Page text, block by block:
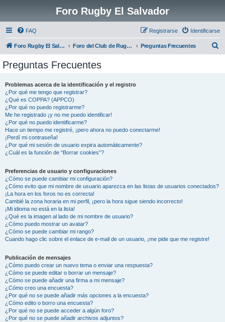
Foro Rugby El Salvador
FAQ Identificarse
Registrarse
Foro Rugby El Salvador Foro del Club de Rugby El Salvador Preguntas Frecuentes
Preguntas Frecuentes
Problemas acerca de la identificación y el registro
¿Por qué me tengo que registrar?
¿Qué es COPPA? (APPCO)
¿Por qué no puedo registrarme?
Me he registrado ¡y no me puedo identificar!
¿Por qué no puedo identificarme?
Hace un tiempo me registré, ¡pero ahora no puedo conectarme!
¡Perdí mi contraseña!
¿Por qué mi sesión de usuario expira automáticamente?
¿Cuál es la función de “Borrar cookies”?
Preferencias de usuario y configuraciones
¿Cómo se puede cambiar mi configuración?
¿Cómo evito que mi nombre de usuario aparezca en las listas de usuarios conectados?
¡La hora en los foros no es correcta!
Cambié la zona horaria en mi perfil, ¡pero la hora sigue siendo incorrecto!
¡Mi idioma no está en la lista!
¿Qué es la imagen al lado de mi nombre de usuario?
¿Cómo puedo mostrar un avatar?
¿Cómo se puede cambiar mi rango?
Cuando hago clic sobre el enlace de e-mail de un usuario, ¡me pide que me registre!
Publicación de mensajes
¿Cómo puedo crear un nuevo tema o enviar una respuesta?
¿Cómo se puede editar o borrar un mensaje?
¿Cómo se puede añadir una firma a mi mensaje?
¿Cómo creo una encuesta?
¿Por qué no se puede añadir más opciones a la encuesta?
¿Cómo edito o borro una encuesta?
¿Por qué no se puede acceder a algún foro?
¿Por qué no se puede añadir archivos adjuntos?